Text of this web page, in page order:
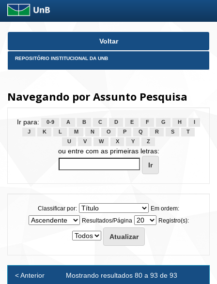
Skip
Voltar
REPOSITÓRIO INSTITUCIONAL DA UNB
Navegando por Assunto Pesquisa
Ir para: 0-9 A B C D E F G H
J
K L M N O P Q R S
T
U
V W X Y Z
ou entre com as primeiras letras:
Classificar por:
Em ordem:
Resultados/Página
Registro(s):
Mostrando resultados 80 a 93 de 93
< Anterior